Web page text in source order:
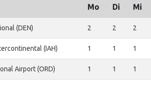
Mo Di Mi
(DEN) 2 2 2
(IAH) 1 1 1
Airport (ORD) 1 1 1